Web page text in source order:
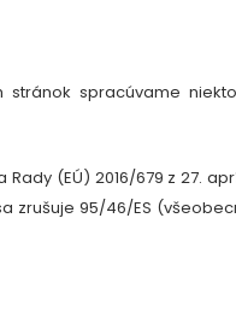
spracúvame
(EÚ) 2016/679 z 27.
zrušuje 95/46/ES